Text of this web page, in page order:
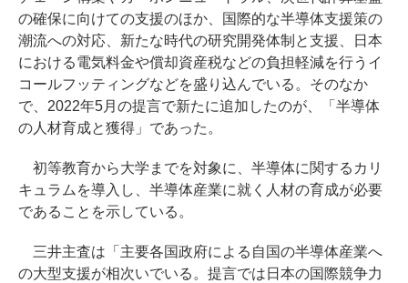
の確保に向けての支援のほか、国際的な半導体支援策の
潮流への対応、新たな時代の研究開発体制と支援、日本
における電気料金や償却資産税などの負担軽減を行うイ
コールフッティングなどを盛り込んでいる。そのなか
で、2022年5月の提言で新たに追加したのが、「半導体
の人材育成と獲得」であった。
初等教育から大学までを対象に、半導体に関するカリ
キュラムを導入し、半導体産業に就く人材の育成が必要
であることを示している。
三井主査は「主要各国政府による自国の半導体産業へ
の大型支援が相次いでいる。提言では日本の国際競争力